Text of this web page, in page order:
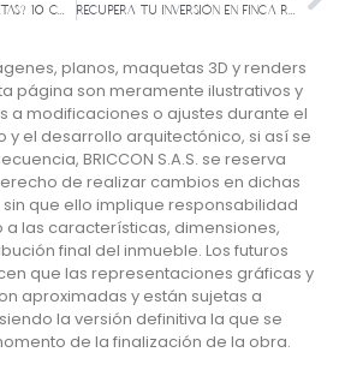
¿Cómo lograr tus metas? 10 consejos para que cumplas tu proyecto de vida Recupera tu inversión en finca raíz en menos tiempo
planos, maquetas 3D y renders
página son meramente ilustrativos y
a modificaciones o ajustes durante el
y el desarrollo arquitectónico, si así se
BRICCON S.A.S. se reserva
de realizar cambios en dichas
que ello implique responsabilidad
las características, dimensiones,
final del inmueble. Los futuros
que las representaciones gráficas y
aproximadas y están sujetas a
la versión definitiva la que se
de la finalización de la obra.